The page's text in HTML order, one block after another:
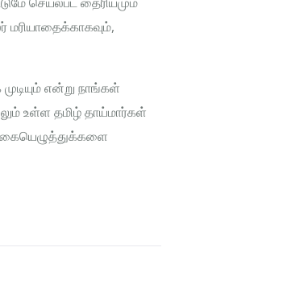
மரியாதைக்காகவும்,
என்று நாங்கள்
உள்ள தமிழ் தாய்மார்கள்
கையெழுத்துக்களை